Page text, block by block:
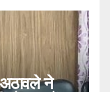
अठावले ने